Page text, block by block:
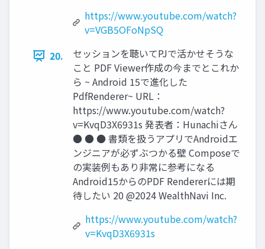
https://www.youtube.com/watch?
v=VGB5OFoNpSQ
20.
セッションを聴いてPJで活かせそうな
こと PDF Viewer作成の今までとこれか
ら ~ Android 15で進化した
PdfRenderer~ URL：
https://www.youtube.com/watch?
v=KvqD3X6931s 発表者：Hunachiさん
● ● ● 書類を扱うアプリでAndroidエ
ンジニアが必ずぶつかる壁 Composeで
の実装例もあり⾮常に参考になる
Android15からのPDF Rendererには期
待したい 20 @2024 WealthNavi Inc.
https://www.youtube.com/watch?
v=KvqD3X6931s